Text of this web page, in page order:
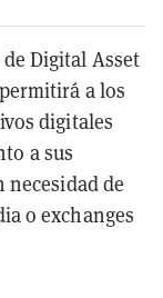
Digital Asset
a los
digitales
a sus
de
o exchanges